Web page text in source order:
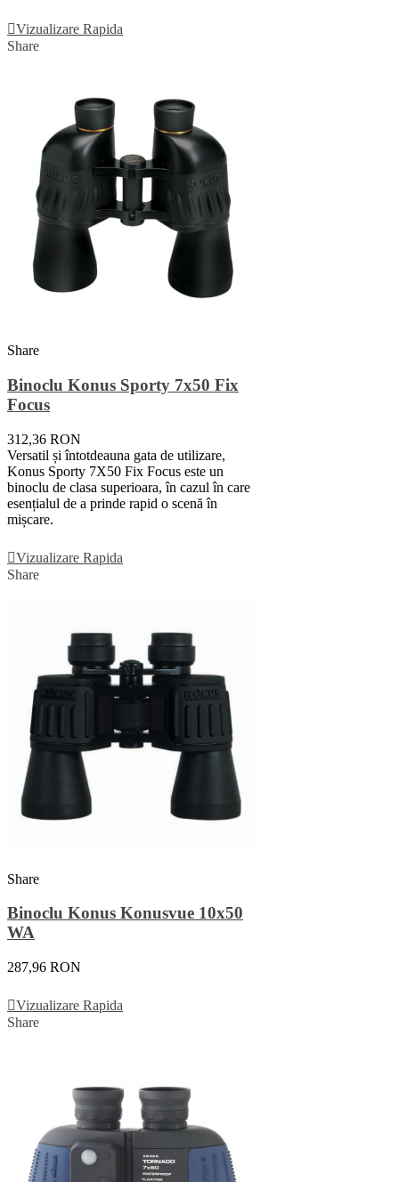
Vizualizare Rapida
Share
Share
Binoclu Konus Sporty 7x50 Fix
Focus
312,36 RON
Versatil și întotdeauna gata de utilizare,
Konus Sporty 7X50 Fix Focus este un
binoclu de clasa superioara, în cazul în care
esențialul de a prinde rapid o scenă în
mișcare.
Vizualizare Rapida
Share
Share
Binoclu Konus Konusvue 10x50
WA
287,96 RON
Vizualizare Rapida
Share